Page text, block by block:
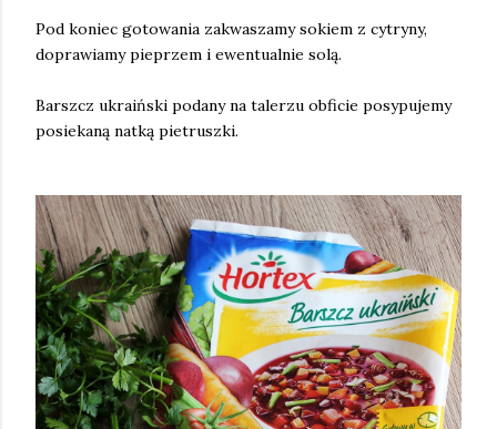
Pod koniec gotowania zakwaszamy sokiem z cytryny,
doprawiamy pieprzem i ewentualnie solą.
Barszcz ukraiński podany na talerzu obficie posypujemy
posiekaną natką pietruszki.